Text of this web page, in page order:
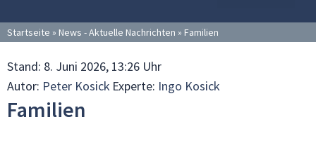
Startseite » News - Aktuelle Nachrichten » Familien
Stand: 8. Juni 2026, 13:26 Uhr
Autor: Peter Kosick Experte: Ingo Kosick
Familien